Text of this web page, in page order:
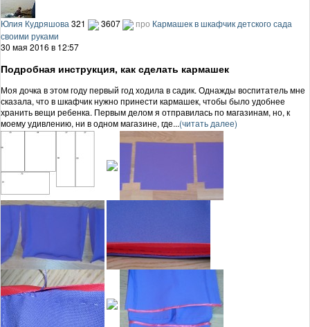
Юлия Кудряшова 321 3607 про Кармашек в шкафчик детского сада
своими руками
30 мая 2016 в 12:57
Подробная инструкция, как сделать кармашек
Моя дочка в этом году первый год ходила в садик. Однажды воспитатель мне
сказала, что в шкафчик нужно принести кармашек, чтобы было удобнее
хранить вещи ребенка. Первым делом я отправилась по магазинам, но, к
моему удивлению, ни в одном магазине, где...(читать далее)